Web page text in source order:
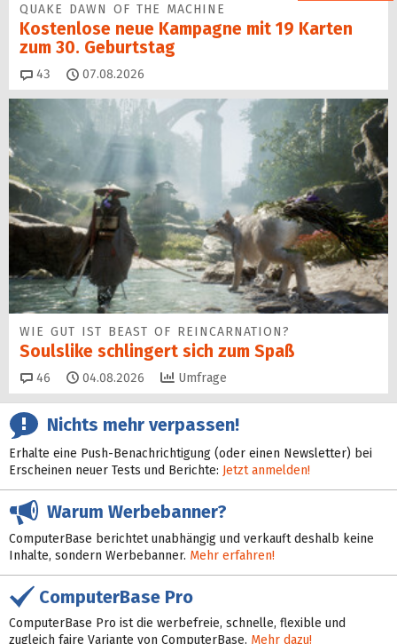
QUAKE DAWN OF THE MACHINE
Kostenlose neue Kampagne mit 19 Karten
zum 30. Geburtstag
43 Kommentare
07.08.2026
WIE GUT IST BEAST OF REINCARNATION?
Soulslike schlingert sich zum Spaß
46 Kommentare
04.08.2026 Umfrage
Nichts mehr verpassen!
Erhalte eine Push-Benachrichtigung (oder einen Newsletter) bei
Erscheinen neuer Tests und Berichte: Jetzt anmelden!
Warum Werbebanner?
ComputerBase berichtet unabhängig und verkauft deshalb keine
Inhalte, sondern Werbebanner. Mehr erfahren!
ComputerBase Pro
ComputerBase Pro ist die werbefreie, schnelle, flexible und
zugleich faire Variante von ComputerBase. Mehr dazu!